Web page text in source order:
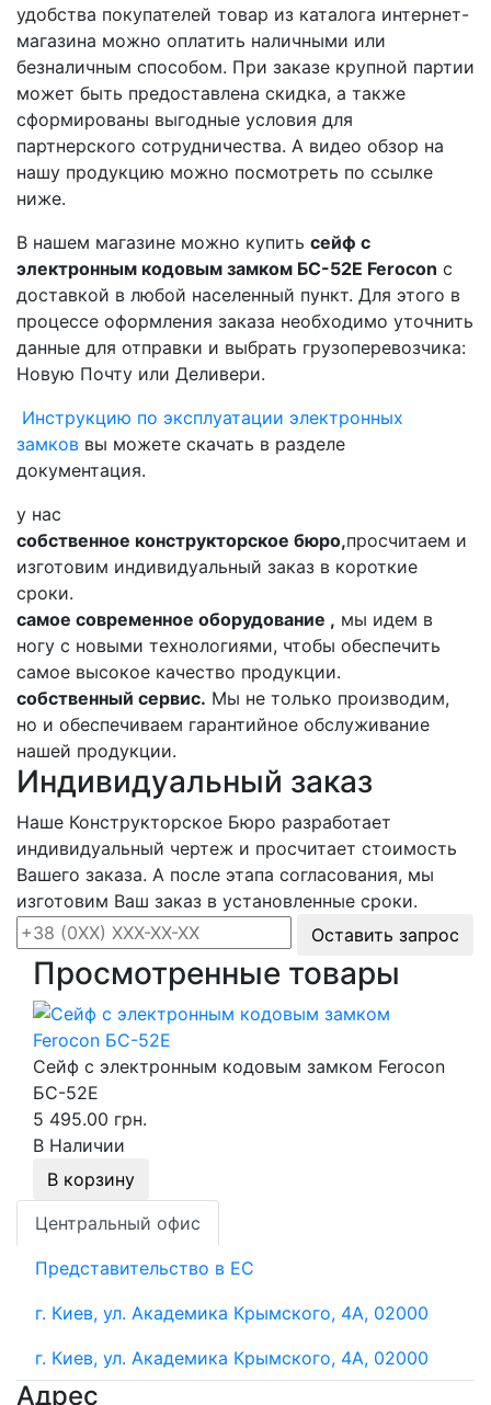
удобства покупателей товар из каталога интернет-
магазина можно оплатить наличными или
безналичным способом. При заказе крупной партии
может быть предоставлена скидка, а также
сформированы выгодные условия для
партнерского сотрудничества. А видео обзор на
нашу продукцию можно посмотреть по ссылке
ниже.
В нашем магазине можно купить сейф с
электронным кодовым замком БС-52Е​ Ferocon с
доставкой в любой населенный пункт. Для этого в
процессе оформления заказа необходимо уточнить
данные для отправки и выбрать грузоперевозчика:
Новую Почту или Деливери.
Инструкцию по эксплуатации электронных
замков вы можете скачать в разделе
документация.
у нас
собственное конструкторское бюро,просчитаем и
изготовим индивидуальный заказ в короткие
сроки.
самое современное оборудование , мы идем в
ногу с новыми технологиями, чтобы обеспечить
самое высокое качество продукции.
собственный сервис. Мы не только производим,
но и обеспечиваем гарантийное обслуживание
нашей продукции.
Индивидуальный заказ
Наше Конструкторское Бюро разработает
индивидуальный чертеж и просчитает стоимость
Вашего заказа. А после этапа согласования, мы
изготовим Ваш заказ в установленные сроки.
Оставить запрос
Просмотренные товары
Сейф с электронным кодовым замком Ferocon
БС-52Е
5 495.00 грн.
В Наличии
В корзину
Центральный офис
Представительство в ЕС
г. Киев, ул. Академика Крымского, 4А, 02000
г. Киев, ул. Академика Крымского, 4А, 02000
Адрес